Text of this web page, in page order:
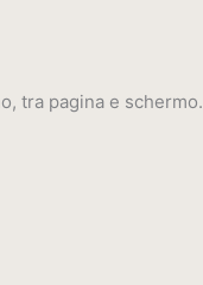
tra pagina e schermo.